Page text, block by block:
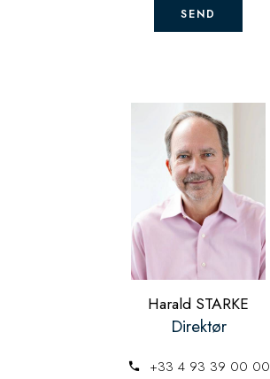
SEND
Harald STARKE
Direktør
+33 4 93 39 00 00